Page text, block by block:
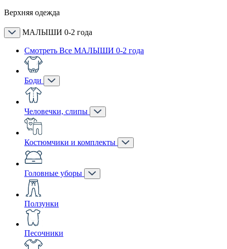
Верхняя одежда
МАЛЫШИ 0-2 года
Смотреть Все МАЛЫШИ 0-2 года
Боди
Человечки, слипы
Костюмчики и комплекты
Головные уборы
Ползунки
Песочники